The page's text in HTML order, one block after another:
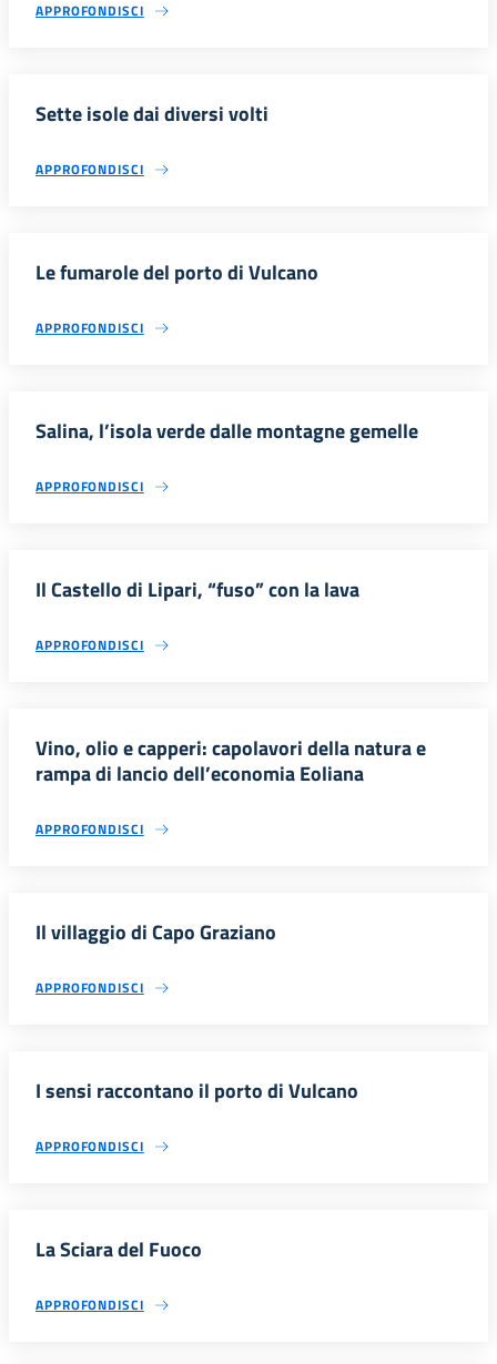
APPROFONDISCI
Sette isole dai diversi volti
APPROFONDISCI
Le fumarole del porto di Vulcano
APPROFONDISCI
Salina, l’isola verde dalle montagne gemelle
APPROFONDISCI
Il Castello di Lipari, “fuso” con la lava
APPROFONDISCI
Vino, olio e capperi: capolavori della natura e
rampa di lancio dell’economia Eoliana
APPROFONDISCI
Il villaggio di Capo Graziano
APPROFONDISCI
I sensi raccontano il porto di Vulcano
APPROFONDISCI
La Sciara del Fuoco
APPROFONDISCI